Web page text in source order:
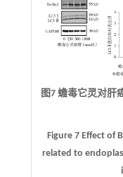
图7 蟾毒它灵对肝
Figure 7 Effect of
related to